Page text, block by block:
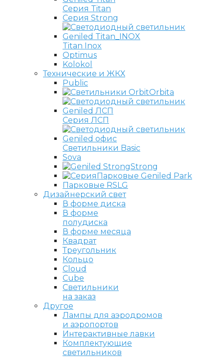
Серия Titan
Серия Strong
Titan Inox
Optimus
Kolokol
Технические и ЖКХ
Public
Orbita
Серия ЛСП
Светильники Basic
Sova
Strong
Парковые Geniled Park
Парковые RSLG
Дизайнерский свет
В форме диска
В форме
полудиска
В форме месяца
Квадрат
Треугольник
Кольцо
Cloud
Cube
Светильники
на заказ
Другое
Лампы для аэродромов
и аэропортов
Интерактивные лавки
Комплектующие
светильников